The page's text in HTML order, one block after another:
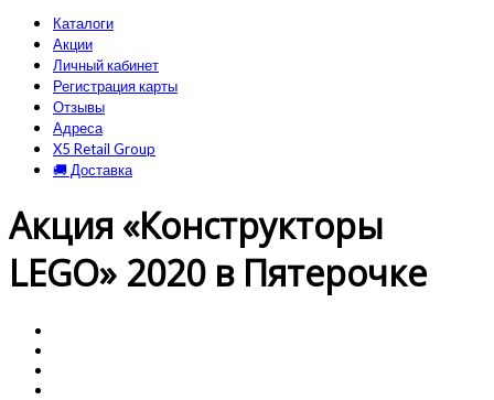
Каталоги
Акции
Личный кабинет
Регистрация карты
Отзывы
Адреса
X5 Retail Group
🚚 Доставка
Акция «Конструкторы
LEGO» 2020 в Пятерочке